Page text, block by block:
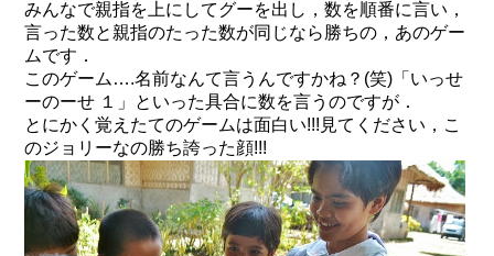
みんなで親指を上にしてグーを出し，数を順番に言い，
言った数と親指のたった数が同じなら勝ちの，あのゲー
ムです．
このゲーム….名前なんて言うんですかね？(笑)「いっせ
ーのーせ １」といった具合に数を言うのですが．
とにかく覚えたてのゲームは面白い!!!見てください，こ
のジョリーなの勝ち誇った顔!!!